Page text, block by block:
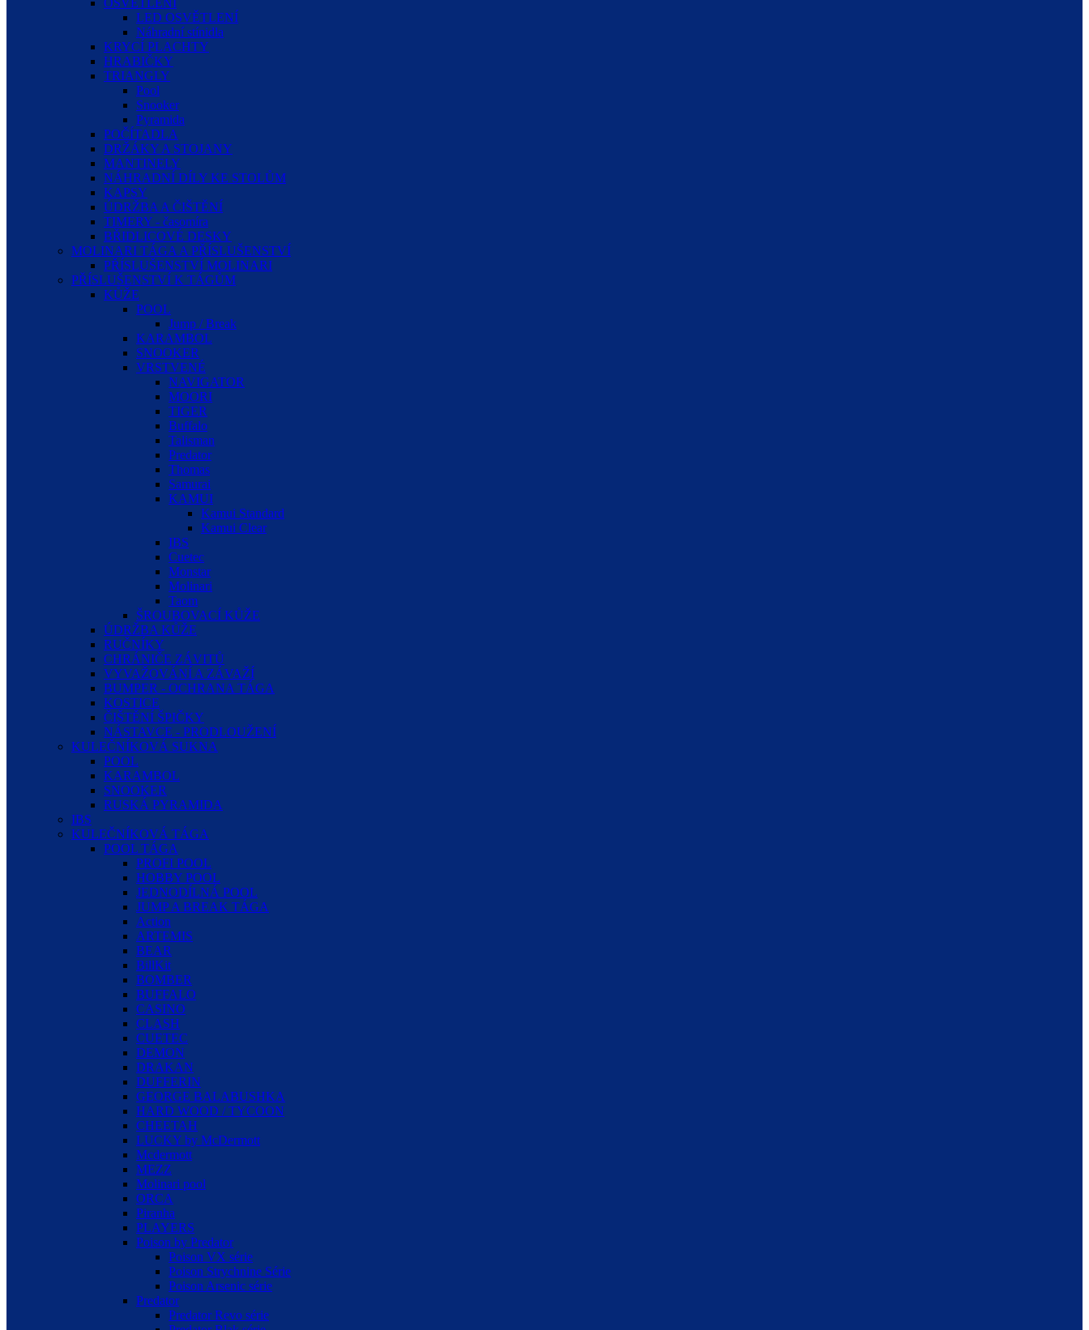
OSVĚTLENÍ
LED OSVĚTLENÍ
Náhradní stínidla
KRYCÍ PLACHTY
HRABIČKY
TRIANGLY
Pool
Snooker
Pyramida
POČÍTADLA
DRŽÁKY A STOJANY
MANTINELY
NÁHRADNÍ DÍLY KE STOLŮM
KAPSY
ÚDRŽBA A ČIŠTĚNÍ
TIMERY - časomíra
BŘIDLICOVÉ DESKY
MOLINARI TÁGA A PŘÍSLUŠENSTVÍ
PŘÍSLUŠENSTVÍ MOLINARI
PŘÍSLUŠENSTVÍ K TÁGŮM
KŮŽE
POOL
Jump / Break
KARAMBOL
SNOOKER
VRSTVENÉ
NAVIGATOR
MOORI
TIGER
Buffalo
Talisman
Predator
Thomas
Samurai
KAMUI
Kamui Standard
Kamui Clear
IBS
Cuetec
Monstar
Molinari
Taom
ŠROUBOVACÍ KŮŽE
ÚDRŽBA KŮŽE
RUČNÍKY
CHRÁNIČE ZÁVITŮ
VYVAŽOVÁNÍ A ZÁVAŽÍ
BUMPER - OCHRANA TÁGA
KOSTICE
ČIŠTĚNÍ ŠPIČKY
NÁSTAVCE - PRODLOUŽENÍ
KULEČNÍKOVÁ SUKNA
POOL
KARAMBOL
SNOOKER
RUSKÁ PYRAMIDA
IBS
KULEČNÍKOVÁ TÁGA
POOL TÁGA
PROFI POOL
HOBBY POOL
JEDNODÍLNÁ POOL
JUMP A BREAK TÁGA
Action
ARTEMIS
BEAR
BillKit
BOMBER
BUFFALO
CASINO
CLASH
CUETEC
DEMON
DRAKAN
DUFFERIN
GEORGE BALABUSHKA
HARD WOOD / TYCOON
CHEETAH
LUCKY by McDermott
Mcdermott
MEZZ
Molinari pool
ORCA
Piranha
PLAYERS
Poison by Predator
Poison VX série
Poison Strychnine Série
Poison Arsenic série
Predator
Predator Revo série